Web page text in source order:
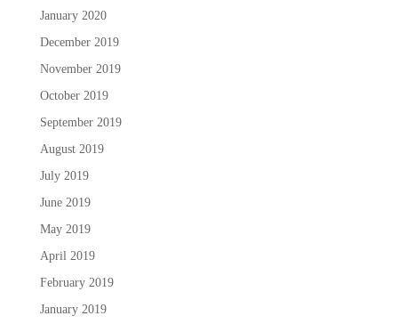
January 2020
December 2019
November 2019
October 2019
September 2019
August 2019
July 2019
June 2019
May 2019
April 2019
February 2019
January 2019